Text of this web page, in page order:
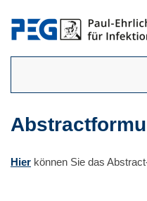
Hier können Sie das